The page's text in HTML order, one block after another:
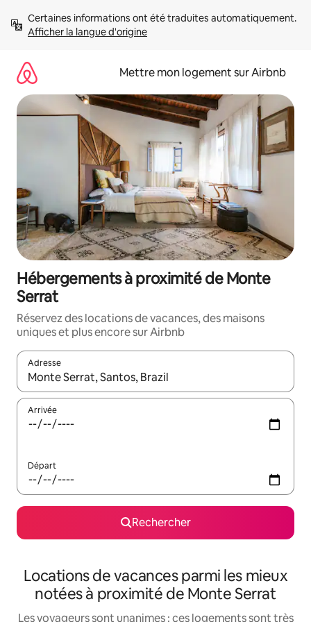
directement
Afficher la langue d'origine
Mettre mon logement sur Airbnb
Hébergements à proximité de Monte
Serrat
Réservez des locations de vacances, des maisons
uniques et plus encore sur Airbnb
Adresse
Lorsque les résultats s'affichent, utilisez les flèches vers le
Arrivée
Départ
Rechercher
Locations de vacances parmi les mieux
notées à proximité de Monte Serrat
Les voyageurs sont unanimes : ces logements sont très